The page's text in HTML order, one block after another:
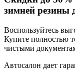
зимней резины
Воспользуйтесь
Купите полностью
чистыми
Автосалон дает